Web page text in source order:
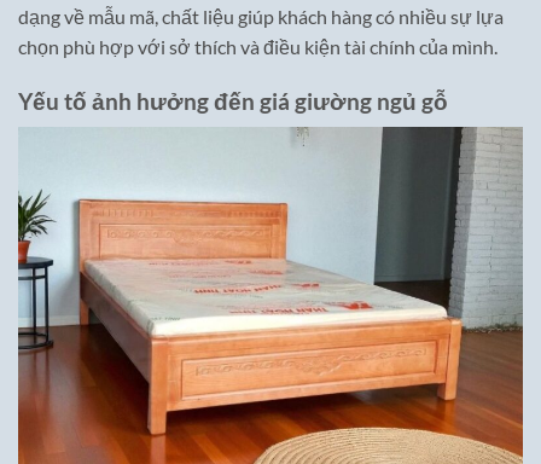
dạng về mẫu mã, chất liệu giúp khách hàng có nhiều sự lựa
chọn phù hợp với sở thích và điều kiện tài chính của mình.
Yếu tố ảnh hưởng đến giá giường ngủ gỗ